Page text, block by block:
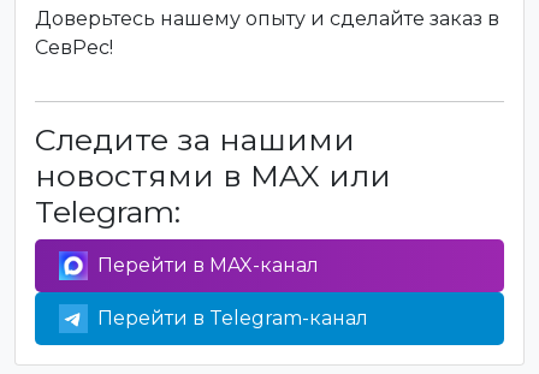
Доверьтесь нашему опыту и сделайте заказ в
СевРес!
Следите за нашими
новостями в MAX или
Telegram:
Перейти в MAX-канал
Перейти в Telegram-канал